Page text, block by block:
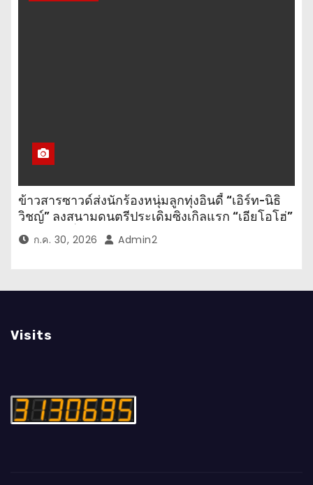
ข้าวสารซาวด์ส่งนักร้องหนุ่มลูกทุ่งอินดี้ “เอิร์ท-นิธิ
วิชญ์” ลงสนามดนตรีประเดิมซิงเกิลแรก “เอียโอโฮ่”
เพลงสนุกที่ให้กำลังใจทุกคนในยามท้อแท้
ก.ค. 30, 2026 Admin2
Visits